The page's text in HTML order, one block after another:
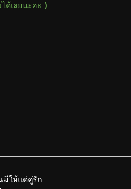
ด้เลยนะคะ )
ให้แด่คู่รัก